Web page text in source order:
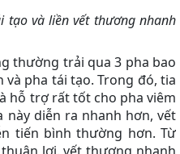
tạo và liền vết thương nhanh
thường trải qua 3 pha bao
pha tái tạo. Trong đó, tia
hỗ trợ rất tốt cho pha viêm
này diễn ra nhanh hơn, vết
tiến bình thường hơn. Từ